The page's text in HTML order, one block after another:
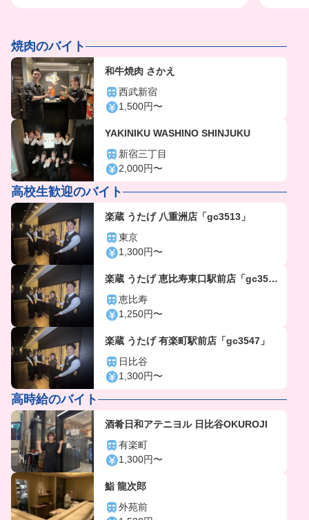
焼肉のバイト
和牛焼肉 さかえ
西武新宿
1,500円〜
YAKINIKU WASHINO SHINJUKU
新宿三丁目
2,000円〜
高校生歓迎のバイト
楽蔵 うたげ 八重洲店「gc3513」
東京
1,300円〜
楽蔵 うたげ 恵比寿東口駅前店「gc356
4」恵比寿
1,250円〜
楽蔵 うたげ 有楽町駅前店「gc3547」
日比谷
1,300円〜
高時給のバイト
酒肴日和アテニヨル 日比谷OKUROJI
有楽町
1,300円〜
鮨 龍次郎
外苑前